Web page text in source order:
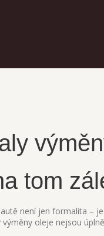
tom
není jen formalita –
oleje nejsou